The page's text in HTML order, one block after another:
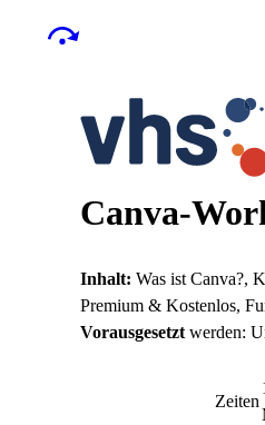
Canva-
Inhalt: Was ist Canva?,
Premium & Kostenlos,
Vorausgesetzt werden:
Zeiten